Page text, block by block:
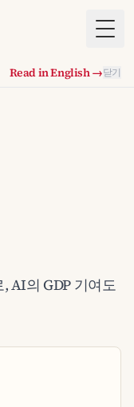
Read in English →닫기
AI의 GDP 기여도